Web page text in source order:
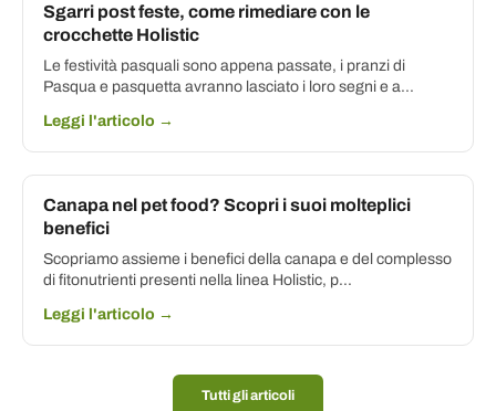
Sgarri post feste, come rimediare con le
crocchette Holistic
Le festività pasquali sono appena passate, i pranzi di
Pasqua e pasquetta avranno lasciato i loro segni e a...
Leggi l'articolo →
Canapa nel pet food? Scopri i suoi molteplici
benefici
Scopriamo assieme i benefici della canapa e del complesso
di fitonutrienti presenti nella linea Holistic, p...
Leggi l'articolo →
Tutti gli articoli